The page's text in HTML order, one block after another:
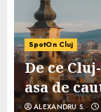
SpotOn Cluj
De ce
asa de
ALEXANDRU S.